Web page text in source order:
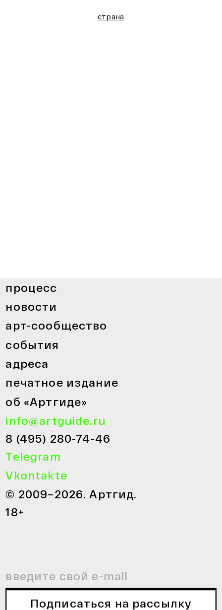
страна
процесс
новости
арт-сообщество
события
адреса
печатное издание
об «Артгиде»
info@artguide.ru
8 (495) 280-74-46
© 2009–2026. Артгид.
18+
Telegram
Vkontakte
Подписаться на рассылку